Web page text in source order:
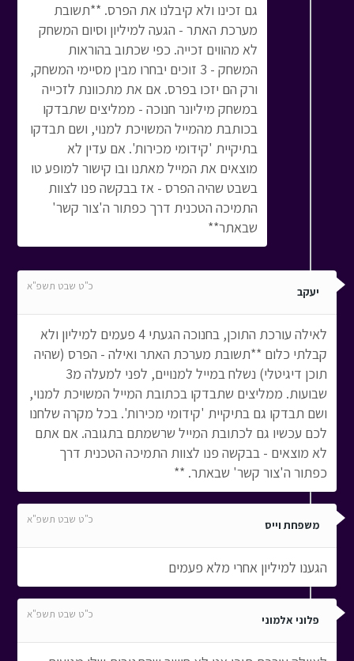
גם זכינו ולא קיבלנו את הפרס. **תשובת
מערכת האתר - הגעה למיליון וסיום המשחק
לא מהווים זכייה. כפי שכתוב בהוראות
המשחק - 3 זוכים יבחרו מבין מסיימי המשחק,
ורק הם יזכו בפרס. אם את מתכוונת לזכייה
במשחק מיליונר חנוכה - ממליצים שתבדקו
בכותבת מהמייל המשויכת למנוי, ושם תבדקו
בתיקיית 'קידומי מכירות'. אם עדין לא
מוצאים את המייל מאתנו ובו קישור למופע טו
בשבט שהיה הפרס - אז בבקשה פנו לצוות
התמיכה הטכנית דרך כפתור ה'צור קשר'
שבאתר**
יעקב כ"ט שבט תשפ"א
לאילה עורכת התוכן, בחנוכה הגעתי 4 פעמים למיליון ולא
קבלתי כלום **תשובת מערכת האתר ואילה - הפרס (שהיה
תוכן דיגיטלי) נשלח במייל למנויים, לפני למעלה מ3
שבועות. ממליצים שתבדקו בכתובת המייל המשויכת למנוי,
ושם תבדקו גם בתיקיית 'קידומי מכירות'. בכל מקרה שלחנו
לכם עכשיו גם לכתובת המייל שרשמתם בתגובה. אם אתם
לא מוצאים - בבקשה פנו לצוות התמיכה הטכנית דרך
כפתור ה'צור קשר' שבאתר. **
משפחת וייס כ"ט שבט תשפ"א
הגענו למיליון אחרי מלא פעמים
פלוני אלמוני כ"ט שבט תשפ"א